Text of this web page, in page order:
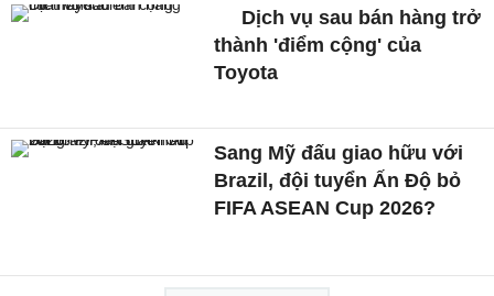
Dịch vụ sau bán hàng trở
thành 'điểm cộng' của
Toyota
Sang Mỹ đấu giao hữu với
Brazil, đội tuyển Ấn Độ bỏ
FIFA ASEAN Cup 2026?